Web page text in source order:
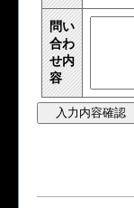
問い
合わ
せ内
容